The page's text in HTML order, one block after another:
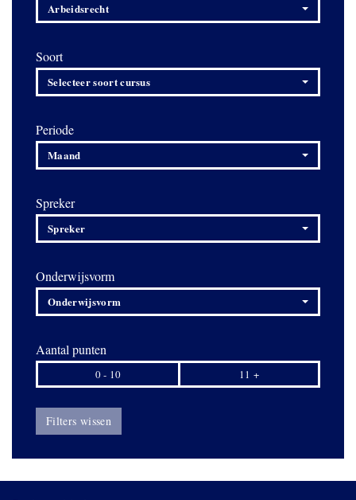
Arbeidsrecht
Soort
Selecteer soort cursus
Periode
Maand
Spreker
Spreker
Onderwijsvorm
Onderwijsvorm
Aantal punten
0 - 10 11 +
Filters wissen